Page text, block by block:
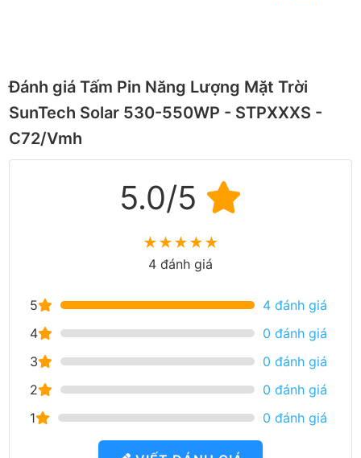
Đánh giá Tấm Pin Năng Lượng Mặt Trời
SunTech Solar 530-550WP - STPXXXS -
C72/Vmh
5.0/5
★★★★★
4 đánh giá
5
4 đánh giá
4
0 đánh giá
3
0 đánh giá
2
0 đánh giá
1
0 đánh giá